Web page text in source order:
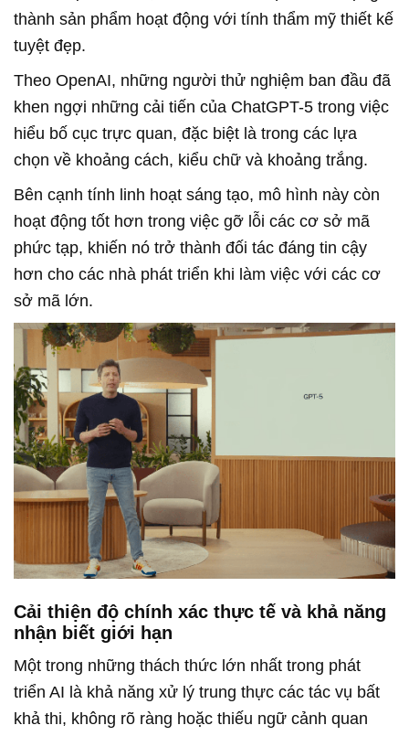
thành sản phẩm hoạt động với tính thẩm mỹ thiết kế
tuyệt đẹp.
Theo OpenAI, những người thử nghiệm ban đầu đã
khen ngợi những cải tiến của ChatGPT-5 trong việc
hiểu bố cục trực quan, đặc biệt là trong các lựa
chọn về khoảng cách, kiểu chữ và khoảng trắng.
Bên cạnh tính linh hoạt sáng tạo, mô hình này còn
hoạt động tốt hơn trong việc gỡ lỗi các cơ sở mã
phức tạp, khiến nó trở thành đối tác đáng tin cậy
hơn cho các nhà phát triển khi làm việc với các cơ
sở mã lớn.
Cải thiện độ chính xác thực tế và khả năng
nhận biết giới hạn
Một trong những thách thức lớn nhất trong phát
triển AI là khả năng xử lý trung thực các tác vụ bất
khả thi, không rõ ràng hoặc thiếu ngữ cảnh quan